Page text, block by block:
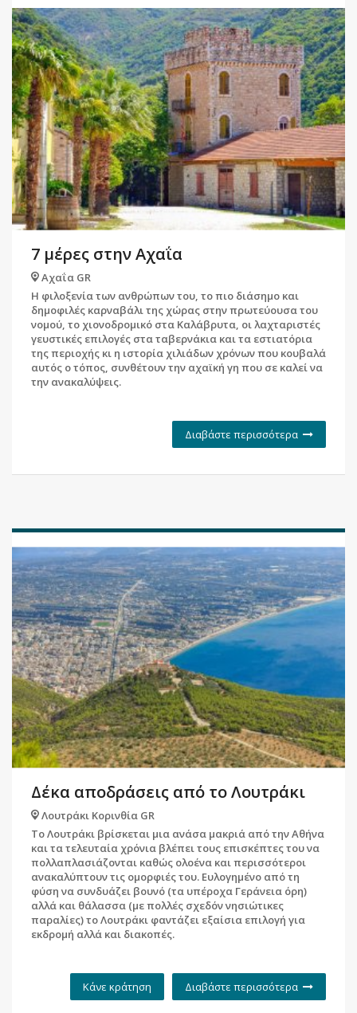
7 μέρες στην Αχαΐα
Αχαΐα GR
Η φιλοξενία των ανθρώπων του, το πιο διάσημο και
δημοφιλές καρναβάλι της χώρας στην πρωτεύουσα του
νομού, το χιονοδρομικό στα Καλάβρυτα, οι λαχταριστές
γευστικές επιλογές στα ταβερνάκια και τα εστιατόρια
της περιοχής κι η ιστορία χιλιάδων χρόνων που κουβαλά
αυτός ο τόπος, συνθέτουν την αχαϊκή γη που σε καλεί να
την ανακαλύψεις.
Διαβάστε περισσότερα
Δέκα αποδράσεις από το Λουτράκι
Λουτράκι Κορινθία GR
Το Λουτράκι βρίσκεται μια ανάσα μακριά από την Αθήνα
και τα τελευταία χρόνια βλέπει τους επισκέπτες του να
πολλαπλασιάζονται καθώς ολοένα και περισσότεροι
ανακαλύπτουν τις ομορφιές του. Ευλογημένο από τη
φύση να συνδυάζει βουνό (τα υπέροχα Γεράνεια όρη)
αλλά και θάλασσα (με πολλές σχεδόν νησιώτικες
παραλίες) το Λουτράκι φαντάζει εξαίσια επιλογή για
εκδρομή αλλά και διακοπές.
Διαβάστε περισσότερα
Κάνε κράτηση